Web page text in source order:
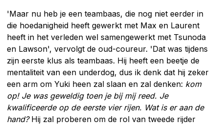
'Maar nu heb je een teambaas, die nog niet eerder in
die hoedanigheid heeft gewerkt met Max en Laurent
heeft in het verleden wel samengewerkt met Tsunoda
en Lawson', vervolgt de oud-coureur. 'Dat was tijdens
zijn eerste klus als teambaas. Hij heeft een beetje de
mentaliteit van een underdog, dus ik denk dat hij zeker
een arm om Yuki heen zal slaan en zal denken: kom
op! Je was geweldig toen je bij mij reed. Je
kwalificeerde op de eerste vier rijen. Wat is er aan de
hand? Hij zal proberen om de rol van tweede rijder